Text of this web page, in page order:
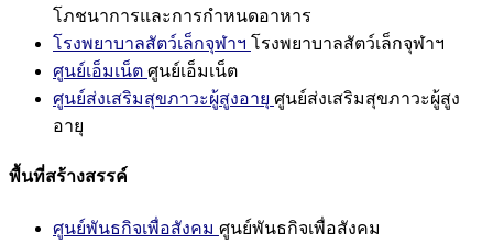
โภชนาการและการกำหนดอาหาร
โรงพยาบาลสัตว์เล็กจุฬาฯ โรงพยาบาลสัตว์เล็กจุฬาฯ
ศูนย์เอ็มเน็ต ศูนย์เอ็มเน็ต
ศูนย์ส่งเสริมสุขภาวะผู้สูงอายุ ศูนย์ส่งเสริมสุขภาวะผู้สูง
อายุ
พื้นที่สร้างสรรค์
ศูนย์พันธกิจเพื่อสังคม ศูนย์พันธกิจเพื่อสังคม